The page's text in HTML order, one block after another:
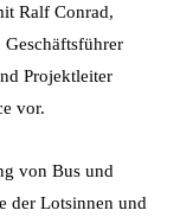
Ralf Conrad,
Projektleiter
vor.
von Bus und
der Lotsinnen und